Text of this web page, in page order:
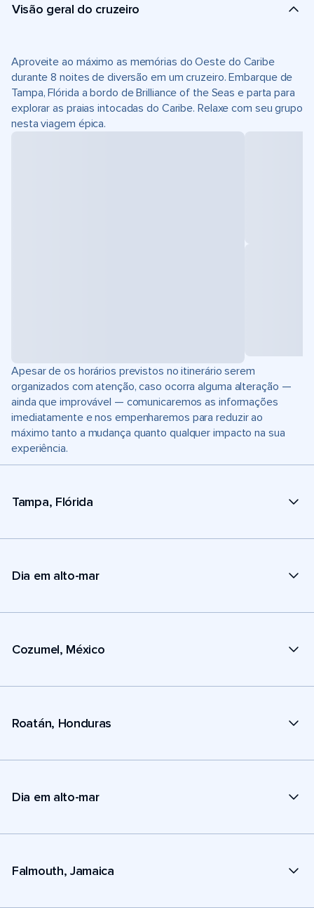
Visão geral do cruzeiro
Aproveite ao máximo as memórias do Oeste do Caribe
durante 8 noites de diversão em um cruzeiro. Embarque de
Tampa, Flórida a bordo de Brilliance of the Seas e parta para
explorar as praias intocadas do Caribe. Relaxe com seu grupo
nesta viagem épica.
Apesar de os horários previstos no itinerário serem
organizados com atenção, caso ocorra alguma alteração —
ainda que improvável — comunicaremos as informações
imediatamente e nos empenharemos para reduzir ao
máximo tanto a mudança quanto qualquer impacto na sua
experiência.
Tampa, Flórida
Dia em alto-mar
Cozumel, México
Roatán, Honduras
Dia em alto-mar
Falmouth, Jamaica